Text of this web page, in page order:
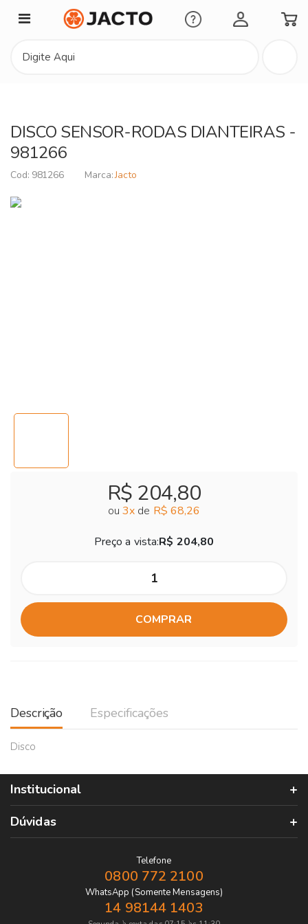
Minha Conta
DISCO SENSOR-RODAS DIANTEIRAS -
981266
981266 Jacto
R$ 204,80
ou 3x de R$ 68,26
Preço a vista:R$ 204,80
COMPRAR
Descrição Especificações
Disco
Institucional
Dúvidas
Telefone
0800 772 2100
WhatsApp (Somente Mensagens)
14 98144 1403